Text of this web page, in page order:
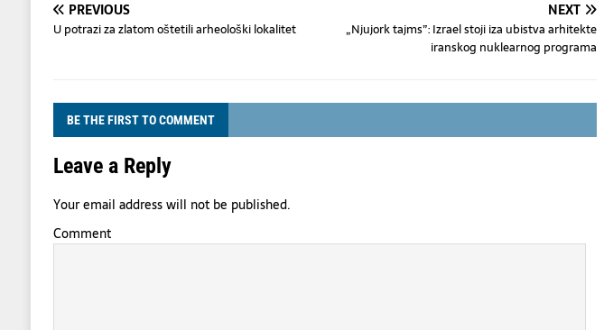
PREVIOUS
U potrazi za zlatom oštetili arheološki lokalitet
NEXT
„Njujork tajms”: Izrael stoji iza ubistva arhitekte
iranskog nuklearnog programa
BE THE FIRST TO COMMENT
Leave a Reply
Your email address will not be published.
Comment